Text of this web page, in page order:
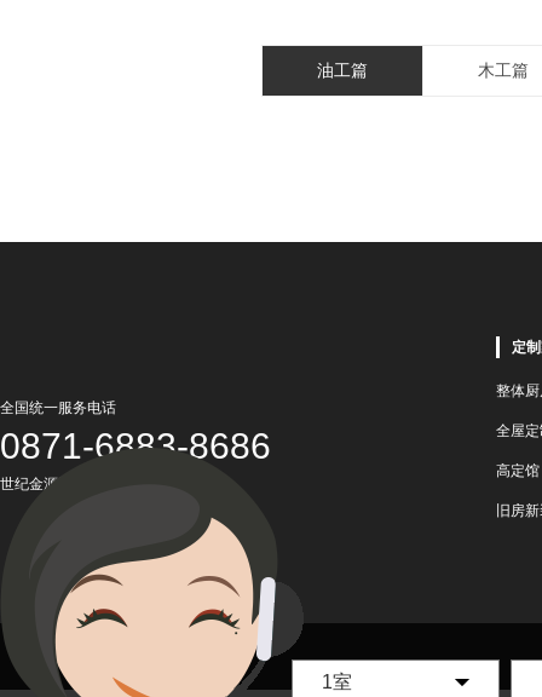
油工篇 木工篇
全国统一服务电话
0871-6883-8686
世纪金源国际商务中心一号楼5楼
定
整体
全屋
高定馆
旧房